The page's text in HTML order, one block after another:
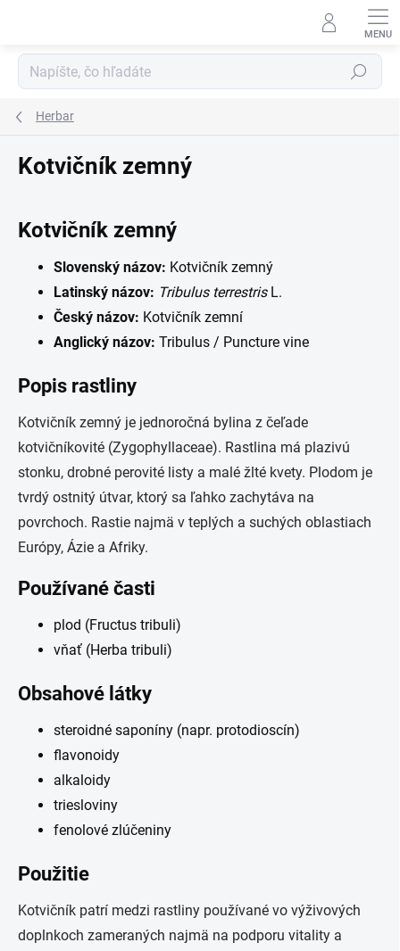
Hľadať
Herbar
Kotvičník zemný
Kotvičník zemný
Slovenský názov: Kotvičník zemný
Latinský názov: Tribulus terrestrisL.
Český názov: Kotvičník zemní
Anglický názov: Tribulus / Puncture vine
Popis rastliny
Kotvičník zemný je jednoročná bylina z čeľade
kotvičníkovité (Zygophyllaceae). Rastlina má plazivú
stonku, drobné perovité listy a malé žlté kvety. Plodom je
tvrdý ostnitý útvar, ktorý sa ľahko zachytáva na
povrchoch. Rastie najmä v teplých a suchých oblastiach
Európy, Ázie a Afriky.
Používané časti
plod (Fructus tribuli)
vňať (Herba tribuli)
Obsahové látky
steroidné saponíny (napr. protodioscín)
flavonoidy
alkaloidy
triesloviny
fenolové zlúčeniny
Použitie
Kotvičník patrí medzi rastliny používané vo výživových
doplnkoch zameraných najmä na podporu vitality a